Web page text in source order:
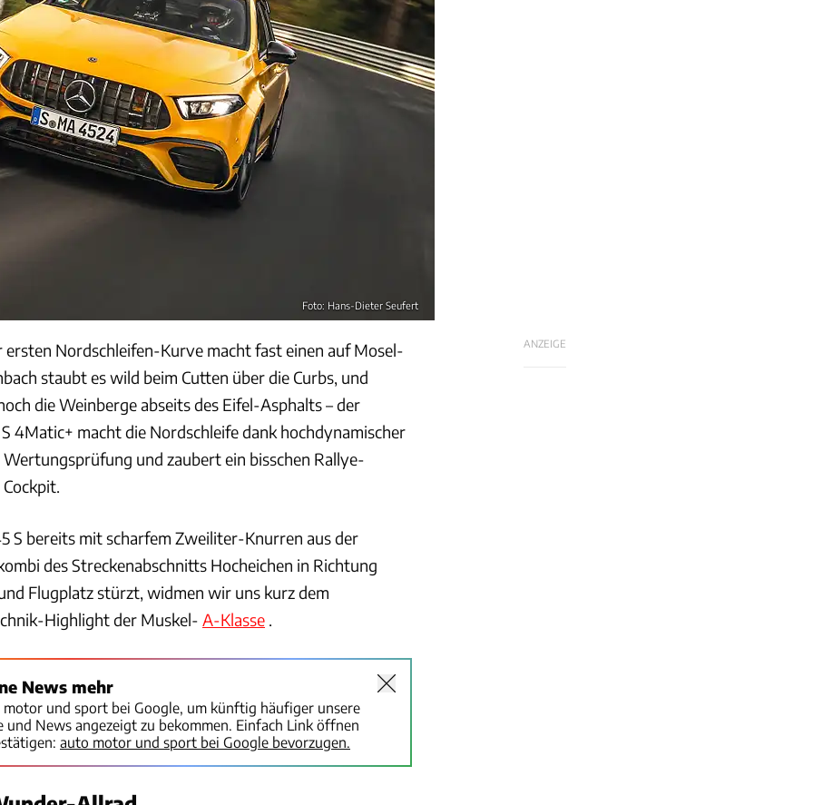
Foto: Hans-Dieter Seufert
ANZEIGE
Nordschleifen-Kurve macht fast einen auf Mosel-
staubt es wild beim Cutten über die Curbs, und
die Weinberge abseits des Eifel­-Asphalts – der
4Matic+ macht die Nordschleife dank hochdynamischer
und zaubert ein bisschen Rallye-
S bereits mit scharfem Zweiliter-Knurren aus der
des Streckenabschnitts Hocheichen in Richtung
Flugplatz stürzt, widmen wir uns kurz dem
Highlight der Muskel- A-Klasse
News mehr
motor und sport bei Google, um künftig häufiger unsere
und News angezeigt zu bekommen. Einfach Link öffnen
auto motor und sport bei Google bevorzugen.